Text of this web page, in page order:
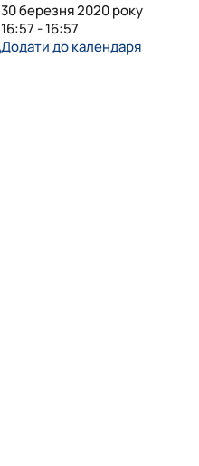
30 березня 2020 року
16:57 - 16:57
Додати до календаря